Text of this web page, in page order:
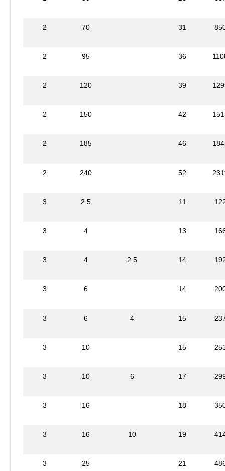
2 70 31
2 95 36
2 120 39
2 150 42
2 185 46
2 240 52
3 2.5 11
3 4 13
3 4 2.5 14
3 6 14
3 6 4 15
3 10 15
3 10 6 17
3 16 18
3 16 10 19
3 25 21